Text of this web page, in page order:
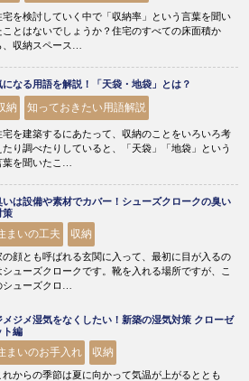
宅を検討していく中で「収納率」という言葉を聞い
ことはないでしょうか？住宅のすべての床面積か
、収納スペース…
になる用語を解説！「天袋・地袋」とは？
納 知っておきたい用語解説
宅を建築するにあたって、収納のことをいろいろ考
たり調べたりしていると、「天袋」「地袋」という
葉を聞いたこ…
いは設備や素材でカバー！シューズクロークの臭い
策
まいの工夫 収納
の顔とも呼ばれる玄関に入って、最初に目が入るの
シューズクロークです。靴を入れる場所ですが、こ
シューズクロ…
メジメ湿気をなくしたい！新築の湿気対策 クローゼ
ト編
まいのお手入れ 収納
れからの季節は夏に向かって気温が上がるととも